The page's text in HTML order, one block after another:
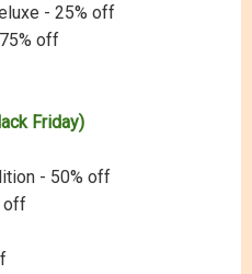
- 25% off
off
Friday)
- 50% off
off